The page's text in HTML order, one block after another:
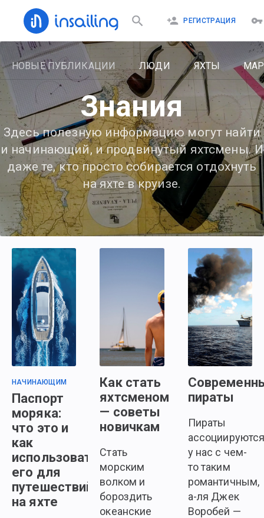
РЕГИСТРАЦИЯ
НОВЫЕ ПУБЛИКАЦИИ ЛЮДИ ЯХТЫ
Знания
Здесь полезную информацию могут найти
и начинающий, и продвинутый яхтсмены. И
даже те, кто просто собирается отдохнуть
на яхте в круизе.
НАЧИНАЮЩИМ
Паспорт
моряка:
что это и
как
использовать
его для
путешествий
на яхте
Как стать
яхтсменом
— советы
новичкам
Стать
морским
волком и
бороздить
океанские
пираты
Пираты
у нас с чем-
то таким
романтичным,
а-ля Джек
Воробей —